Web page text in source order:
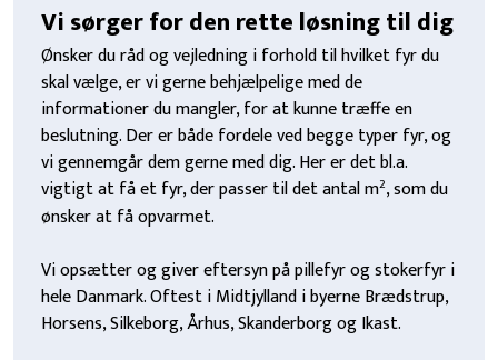
Vi sørger for den rette løsning til dig
Ønsker du råd og vejledning i forhold til hvilket fyr du
skal vælge, er vi gerne behjælpelige med de
informationer du mangler, for at kunne træffe en
beslutning. Der er både fordele ved begge typer fyr, og
vi gennemgår dem gerne med dig. Her er det bl.a.
vigtigt at få et fyr, der passer til det antal m2, som du
ønsker at få opvarmet.
Vi opsætter og giver eftersyn på pillefyr og stokerfyr i
hele Danmark. Oftest i Midtjylland i byerne Brædstrup,
Horsens, Silkeborg, Århus, Skanderborg og Ikast.